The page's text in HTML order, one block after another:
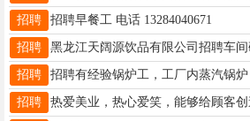
招聘 招聘早餐工 电话 13284040671
招聘
招聘
招聘